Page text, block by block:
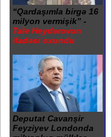
“Qardaşımla birgə 16
milyon vermişik” -
Tale Heydərovun
ifadəsi oxundu
Deputat Cavanşir
Feyziyev Londonda